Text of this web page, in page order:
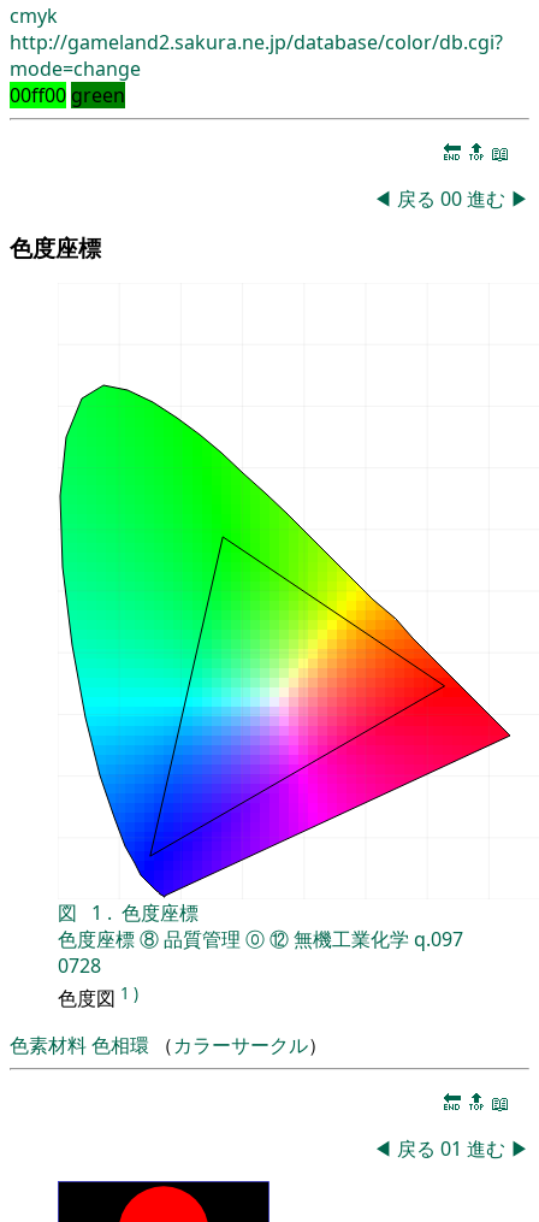
cmyk
http://gameland2.sakura.ne.jp/database/color/db.cgi?
mode=change
00ff00 green
🔚 🔝 📖
◀ 戻る 00進む ▶
色度座標
図 1 . 色度座標
色度座標⑧品質管理 ⓪⑫無機工業化学 q.097
0728
色度図 1 )
色素材料色相環 （カラーサークル）
🔚 🔝 📖
◀ 戻る 01 進む ▶